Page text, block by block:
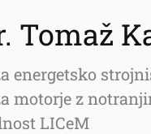
Tomaž
energetsko
motorje z
LICeM